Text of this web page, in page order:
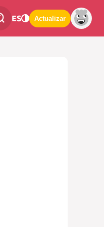
ES Actualizar